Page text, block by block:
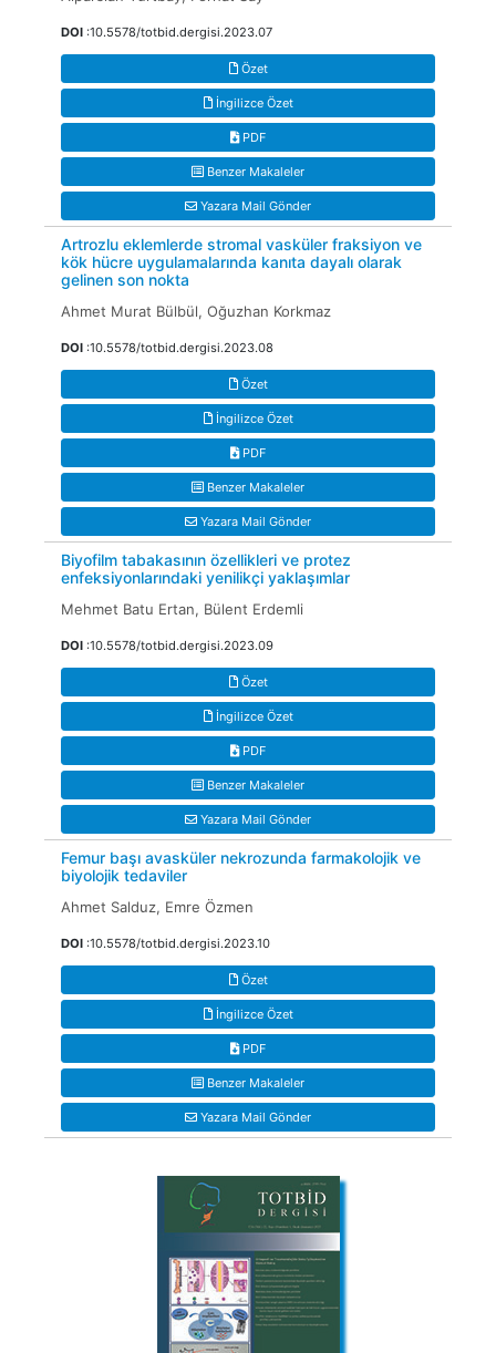
DOI :10.5578/totbid.dergisi.2023.07
Özet
İngilizce Özet
PDF
Benzer Makaleler
Yazara Mail Gönder
Artrozlu eklemlerde stromal vasküler fraksiyon ve
kök hücre uygulamalarında kanıta dayalı olarak
gelinen son nokta
Ahmet Murat Bülbül, Oğuzhan Korkmaz
DOI :10.5578/totbid.dergisi.2023.08
Özet
İngilizce Özet
PDF
Benzer Makaleler
Yazara Mail Gönder
Biyofilm tabakasının özellikleri ve protez
enfeksiyonlarındaki yenilikçi yaklaşımlar
Mehmet Batu Ertan, Bülent Erdemli
DOI :10.5578/totbid.dergisi.2023.09
Özet
İngilizce Özet
PDF
Benzer Makaleler
Yazara Mail Gönder
Femur başı avasküler nekrozunda farmakolojik ve
biyolojik tedaviler
Ahmet Salduz, Emre Özmen
DOI :10.5578/totbid.dergisi.2023.10
Özet
İngilizce Özet
PDF
Benzer Makaleler
Yazara Mail Gönder